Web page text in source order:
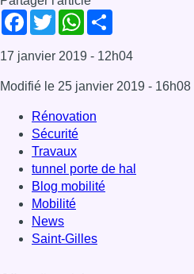
News
Saint-Gilles
Offres d’emploi